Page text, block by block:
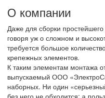
О компании
Даже для сборки
говоря уж о сложном и
требуется большое
крепежных элементов.
К таким элементам монтажа
выпускаемый ООО
наборных. Ни один
без него не обходится; а